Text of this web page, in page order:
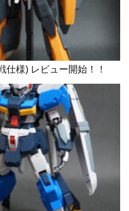
仕様) レビュー開始！！